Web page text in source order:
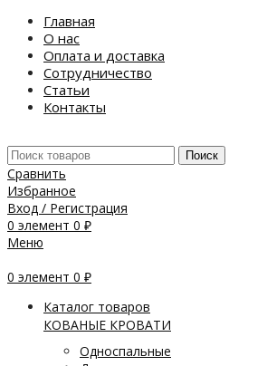
Главная
О нас
Оплата и доставка
Сотрудничество
Статьи
Контакты
Поиск
Сравнить
Избранное
Вход / Регистрация
0 элемент 0 ₽
Меню
0 элемент 0 ₽
Каталог товаров
КОВАНЫЕ КРОВАТИ
Односпальные